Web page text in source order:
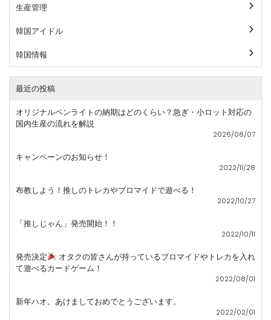
生産管理
韓国アイドル
韓国情報
最近の投稿
オリジナルペンライトの納期はどのくらい？急ぎ・小ロット対応の
国内生産の流れを解説
2026/08/07
キャンペーンのお知らせ！
2022/11/28
布教しよう！推しのトレカやブロマイドで遊べる！
2022/10/27
「推しじゃん」発売開始！！
2022/10/11
発売決定
オタクの皆さんが持っているブロマイドやトレカを入れ
て遊べるカードゲーム！
2022/08/01
新年ハオ。あけましておめでとうございます。
2022/02/01